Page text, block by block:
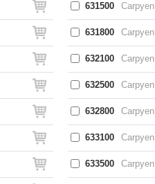
631500 Carpyen
631800 Carpyen
632100 Carpyen
632500 Carpyen
632800 Carpyen
633100 Carpyen
633500 Carpyen